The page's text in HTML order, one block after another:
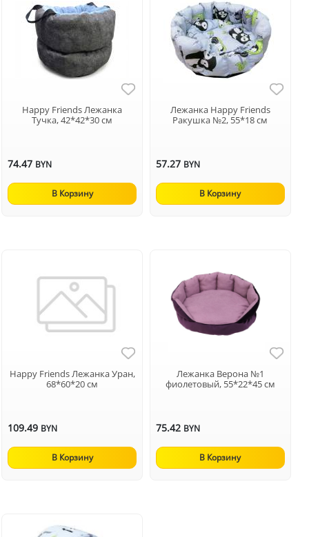
Happy Friends Лежанка
Тучка, 42*42*30 см
74.47 BYN
В Корзину
Лежанка Happy Friends
Ракушка №2, 55*18 см
57.27 BYN
В Корзину
Happy Friends Лежанка Уран,
68*60*20 см
109.49 BYN
В Корзину
Лежанка Верона №1
фиолетовый, 55*22*45 см
75.42 BYN
В Корзину